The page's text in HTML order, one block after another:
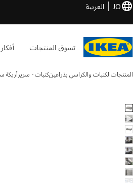
JO العربية
تسوق المنتجات
المنتجاتالكنبات والكراسي بذراعينكنبات - سريرأريكة
8 FRIHETEN الصور الصور